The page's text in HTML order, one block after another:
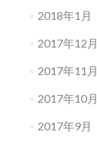
2018年1月
2017年12月
2017年11月
2017年10月
2017年9月